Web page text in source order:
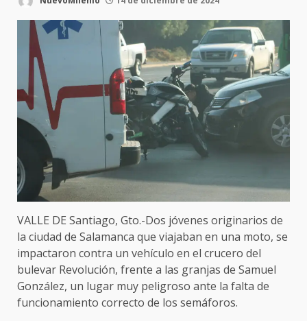
VALLE DE Santiago, Gto.-Dos jóvenes originarios de
la ciudad de Salamanca que viajaban en una moto, se
impactaron contra un vehículo en el crucero del
bulevar Revolución, frente a las granjas de Samuel
González, un lugar muy peligroso ante la falta de
funcionamiento correcto de los semáforos.